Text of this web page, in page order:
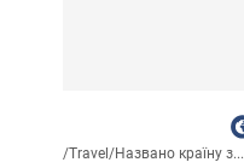
/Travel/Названо країну з...